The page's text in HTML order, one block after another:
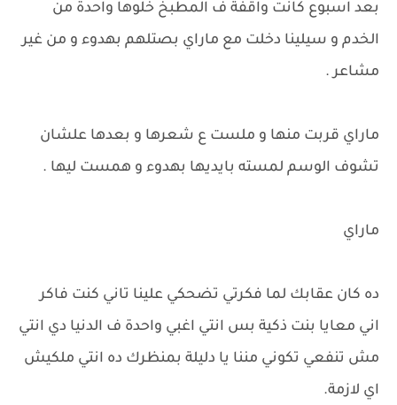
بعد اسبوع كانت واقفة ف المطبخ خلوها واحدة من
الخدم و سيلينا دخلت مع ماراي بصتلهم بهدوء و من غير
مشاعر .
ماراي قربت منها و ملست ع شعرها و بعدها علشان
تشوف الوسم لمسته بايديها بهدوء و همست ليها .
ماراي
ده كان عقابك لما فكرتي تضحكي علينا تاني كنت فاكر
اني معايا بنت ذكية بس انتي اغبي واحدة ف الدنيا دي انتي
مش تنفعي تكوني مننا يا دليلة بمنظرك ده انتي ملكيش
اي لازمة.